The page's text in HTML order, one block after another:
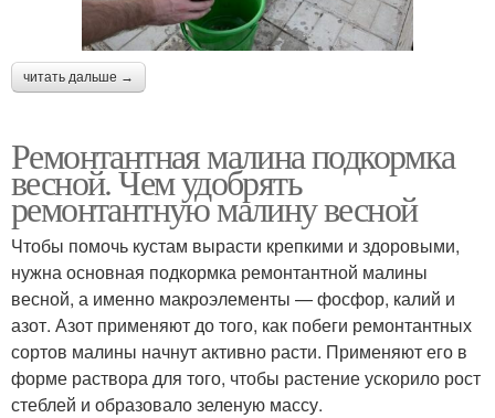
читать дальше →
Ремонтантная малина подкормка
весной. Чем удобрять
ремонтантную малину весной
Чтобы помочь кустам вырасти крепкими и здоровыми,
нужна основная подкормка ремонтантной малины
весной, а именно макроэлементы — фосфор, калий и
азот. Азот применяют до того, как побеги ремонтантных
сортов малины начнут активно расти. Применяют его в
форме раствора для того, чтобы растение ускорило рост
стеблей и образовало зеленую массу.